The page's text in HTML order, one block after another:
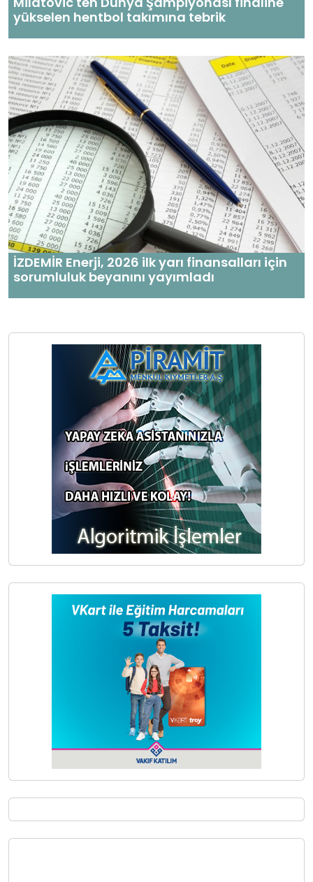
yükselen hentbol takımına tebrik
İZDEMİR Enerji, 2026 ilk yarı finansalları için
sorumluluk beyanını yayımladı